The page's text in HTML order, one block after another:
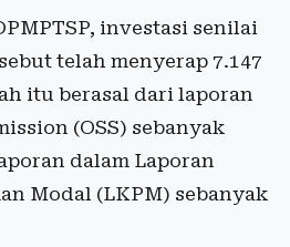
investasi senilai
telah menyerap 7.147
itu berasal dari laporan
(OSS) sebanyak
dalam Laporan
Modal (LKPM) sebanyak